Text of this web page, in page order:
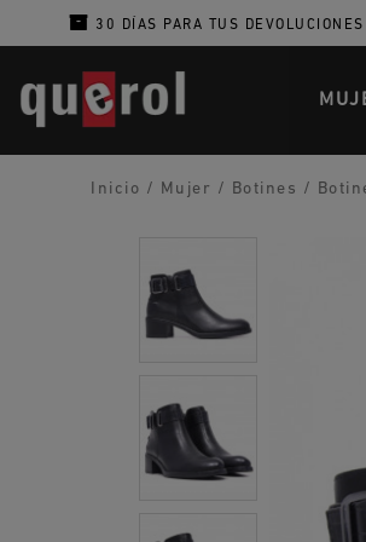
30 DÍAS PARA TUS DEVOLUCIONES
Inicio / Mujer / Botines /